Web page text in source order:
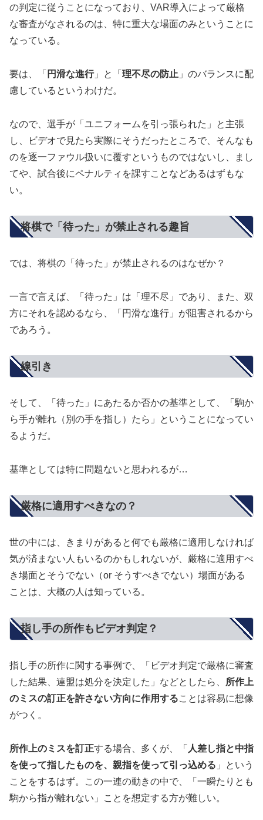
の判定に従うことになっており、VAR導入によって厳格
な審査がなされるのは、特に重大な場面のみということに
なっている。
要は、「 円滑な進行」と「 理不尽の防止 」のバランスに配
慮しているというわけだ。
なので、選手が「ユニフォームを引っ張られた」と主張
し、ビデオで見たら実際にそうだったところで、そんなも
のを逐一ファウル扱いに覆すというものではないし、まし
てや、試合後にペナルティを課すことなどあるはずもな
い。
将棋で「待った」が禁止される趣旨
では、将棋の「待った」が禁止されるのはなぜか？
一言で言えば、「待った」は「理不尽」であり、また、双
方にそれを認めるなら、「円滑な進行」が阻害されるから
であろう。
線引き
そして、「待った」にあたるか否かの基準として、「駒か
ら手が離れ（別の手を指し）たら」ということになってい
るようだ。
基準としては特に問題ないと思われるが…
厳格に適用すべきなの？
世の中には、きまりがあると何でも厳格に適用しなければ
気が済まない人もいるのかもしれないが、厳格に適用すべ
き場面とそうでない（or そうすべきでない）場面がある
ことは、大概の人は知っている。
指し手の所作もビデオ判定？
指し手の所作に関する事例で、「ビデオ判定で厳格に審査
した結果、連盟は処分を決定した」などとしたら、
所作上
のミスの訂正を許さない方向に作用することは容易に想像
がつく。
所作上のミスを訂正する場合、多くが、「 人差し指と中指
を使って指したものを、親指を使って引っ込める 」という
ことをするはず。この一連の動きの中で、「一瞬たりとも
駒から指が離れない」ことを想定する方が難しい。